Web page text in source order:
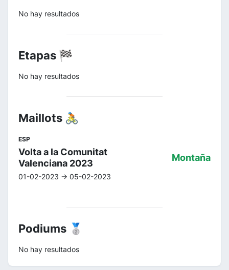
No hay resultados
Etapas 🏁
No hay resultados
Maillots 🚴
ESP
Volta a la Comunitat
Valenciana 2023
01-02-2023 -> 05-02-2023
Montaña
Podiums 🥈
No hay resultados